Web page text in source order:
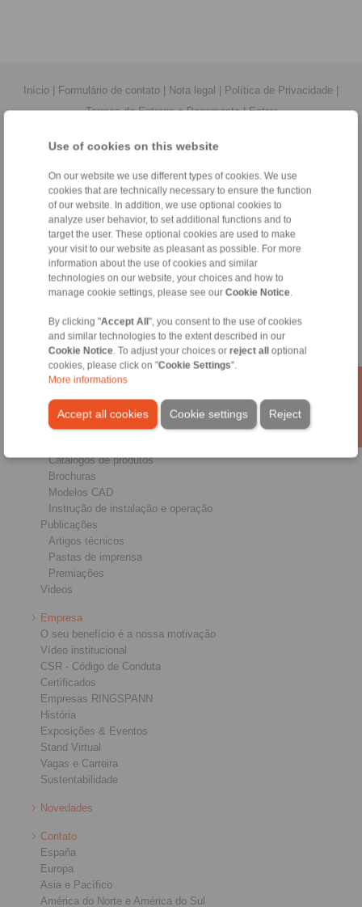
Use of cookies on this website
On our website we use different types of cookies. We use
cookies that are technically necessary to ensure the function
of our website. In addition, we use optional cookies to
analyze user behavior, to set additional functions and to
target the user. These optional cookies are used to make
your visit to our website as pleasant as possible. For more
information about the use of cookies and similar
technologies on our website, your choices and how to
manage cookie settings, please see our Cookie Notice.
By clicking "Accept All ", you consent to the use of cookies
and similar technologies to the extent described in our
Cookie Notice. To adjust your choices or reject all
optional
cookies, please click on "Cookie Settings".
More informations
Accept all cookies Reject
Cookie settings
Início Formulário de contato Nota legal Política de Privacidade
Termos de Entrega e Pagamento|Entrar
Produtos
Visão geral
Rodas Livres
Freios
Conexões Eixo-Cubo
Acoplamentos Industriais
Acoplamentos de Precisão
Dispositivos de Fixação de Precisão
Sistemas de Controle Remoto RCS®
Serviço
Catalogos de produtos
Brochuras
Modelos CAD
Instrução de instalação e operação
Publicações
Artigos técnicos
Pastas de imprensa
Premiações
Videos
Empresa
O seu benefício é a nossa motivação
Vídeo institucional
CSR - Código de Conduta
Certificados
Empresas RINGSPANN
História
Exposições & Eventos
Stand Virtual
Vagas e Carreira
Sustentabilidade
Novedades
Contato
España
Europa
Asia e Pacífico
América do Norte e América do Sul